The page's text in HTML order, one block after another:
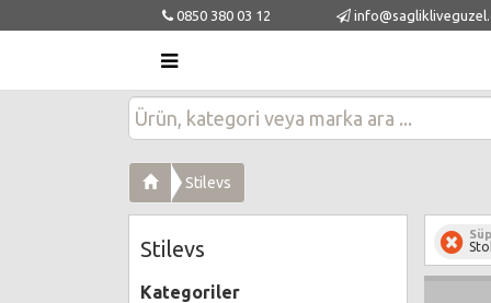
0850 380 03 12
Stilevs
Stilevs
Kategoriler